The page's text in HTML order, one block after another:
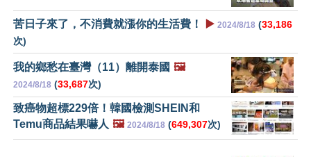
苦日子來了，不消費就漲你的生活費！ ▶️ 2024/8/18 (33,186
次)
我的鄉愁在臺灣（11）離開泰國 🖼️
2024/8/18 (33,687次)
致癌物超標229倍！韓國檢測SHEIN和
Temu商品結果嚇人 🖼️ 2024/8/18 (649,307次)